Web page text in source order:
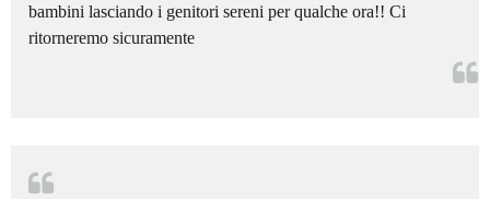
bambini lasciando i genitori sereni per qualche ora!! Ci
ritorneremo sicuramente

